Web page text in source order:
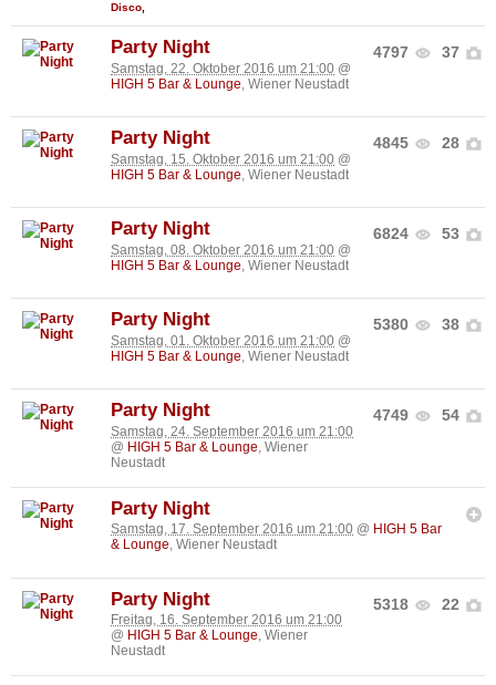
Disco,
4797 37
Party Night
Samstag, 22. Oktober 2016 um 21:00 @
HIGH 5 Bar & Lounge , Wiener Neustadt
4845 28
Party Night
Samstag, 15. Oktober 2016 um 21:00 @
HIGH 5 Bar & Lounge , Wiener Neustadt
6824 53
Party Night
Samstag, 08. Oktober 2016 um 21:00 @
HIGH 5 Bar & Lounge , Wiener Neustadt
5380 38
Party Night
Samstag, 01. Oktober 2016 um 21:00 @
HIGH 5 Bar & Lounge , Wiener Neustadt
4749 54
Party Night
Samstag, 24. September 2016 um 21:00
@ HIGH 5 Bar & Lounge , Wiener
Neustadt
Party Night
Samstag, 17. September 2016 um 21:00 @ HIGH 5 Bar
& Lounge, Wiener Neustadt
5318 22
Party Night
Freitag, 16. September 2016 um 21:00
@ HIGH 5 Bar & Lounge, Wiener
Neustadt